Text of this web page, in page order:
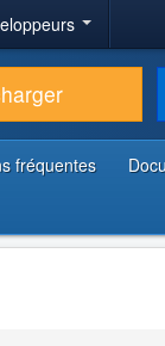
fréquentes